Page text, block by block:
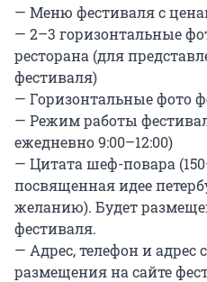
— Меню фестиваля с
— 2–3 горизонтальные
ресторана (для
фестиваля)
— Горизонтальные фото
— Режим работы
ежедневно 9:00–12:00)
— Цитата шеф-повара
посвященная идее
желанию). Будет
фестиваля.
— Адрес, телефон и адрес
размещения на сайте